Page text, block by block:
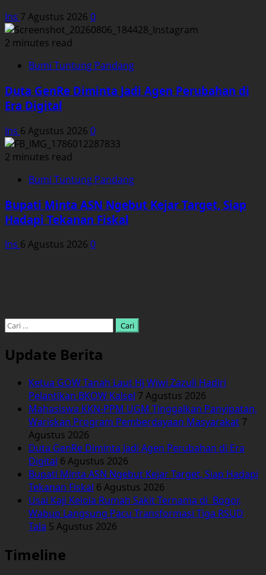
Ins 7 Agustus 2026 0
2 minutes read
Bumi Tuntung Pandang
Duta GenRe Diminta Jadi Agen Perubahan di
Era Digital
Ins 6 Agustus 2026 0
2 minutes read
Bumi Tuntung Pandang
Bupati Minta ASN Ngebut Kejar Target, Siap
Hadapi Tekanan Fiskal
Ins 6 Agustus 2026 0
Cari
Update Berita
Ketua GOW Tanah Laut Hj Wiwi Zazuli Hadiri
Pelantikan BKOW Kalsel 7 Agustus 2026
Mahasiswa KKN-PPM UGM Tinggalkan Panyipatan,
Wariskan Program Pemberdayaan Masyarakat 7
Agustus 2026
Duta GenRe Diminta Jadi Agen Perubahan di Era
Digital 6 Agustus 2026
Bupati Minta ASN Ngebut Kejar Target, Siap Hadapi
Tekanan Fiskal 6 Agustus 2026
Usai Kaji Kelola Rumah Sakit Ternama di Bogor,
Wabup Langsung Pacu Transformasi Tiga RSUD
Tala 5 Agustus 2026
Timeline